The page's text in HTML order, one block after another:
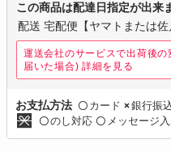
この商品は配達日指定が出来
配送 宅配便【ヤマトまたは佐
運送会社のサービスで出荷後
届いた場合) 詳細を見る
お支払方法 〇 カード ×銀行振
〇のし対応 〇 メッセージ